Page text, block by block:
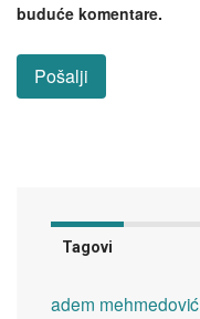
buduće komentare.
Tagovi
adem mehmedović